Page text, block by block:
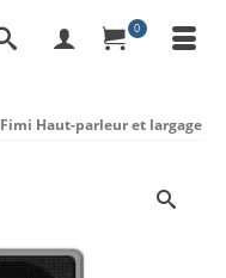
0
Fimi Haut-parleur et largage